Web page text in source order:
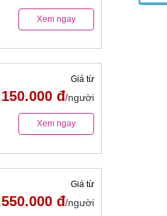
Xem ngay
Giá từ
đ/người
Xem ngay
Giá từ
đ/người